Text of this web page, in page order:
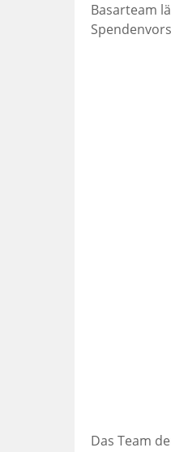
Basarteam
Das Team